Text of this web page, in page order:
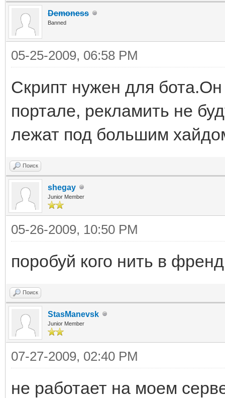
Demoness
Banned
05-25-2009, 06:58 PM
Скрипт нужен для
портале, рекламить не
лежат под большим
Поиск
shegay
Junior Member
05-26-2009, 10:50 PM
поробуй кого нить в
Поиск
StasManevsk
Junior Member
07-27-2009, 02:40 PM
не работает на моем